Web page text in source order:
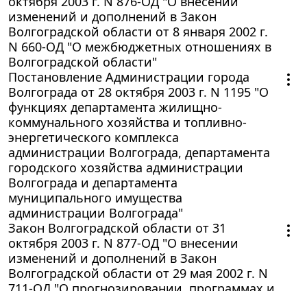
изменений и дополнений в Закон
Волгоградской области от 8 января 2002 г.
N 660-ОД "О межбюджетных отношениях в
Волгоградской области"
Постановление Администрации города
Волгограда от 28 октября 2003 г. N 1195 "О
функциях департамента жилищно-
коммунального хозяйства и топливно-
энергетического комплекса
администрации Волгограда, департамента
городского хозяйства администрации
Волгограда и департамента
муниципального имущества
администрации Волгограда"
Закон Волгоградской области от 31
октября 2003 г. N 877-ОД "О внесении
изменений и дополнений в Закон
Волгоградской области от 29 мая 2002 г. N